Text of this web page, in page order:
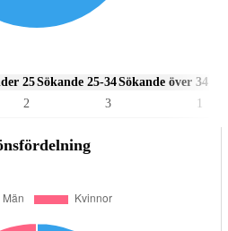
25Sökande 25-34Sökande över 34
2 3 1